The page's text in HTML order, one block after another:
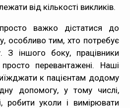
від кількості викликів.
важко дістатися до
особливо тим, хто потребує
З іншого боку, працівники
перевантажені. Наші
к пацієнтам додому
допомогу, у тому числі,
робити уколи і вимірювати